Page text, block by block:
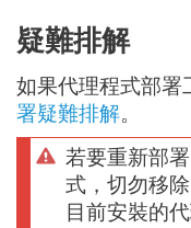
疑難排解
如果代理程式部署
署疑難排解。
若要重新部
式，切勿移
目前安裝的